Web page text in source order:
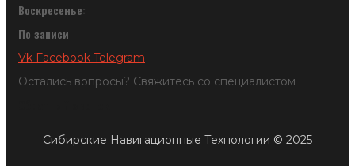
Воскресенье:
По записи
Vk Facebook Telegram
Остались вопросы? Свяжитесь со специалистом
Сибирские Навигационные Технологии © 2025